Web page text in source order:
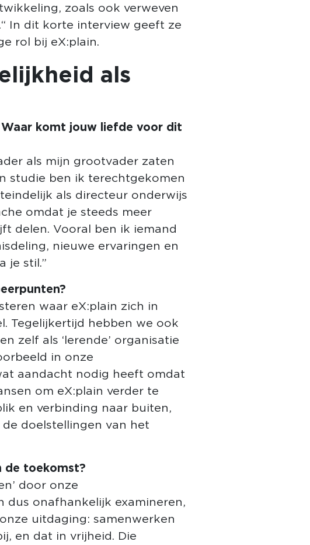
zoals ook verweven
In dit korte interview geeft ze
rol bij eX:plain.
als
komt jouw liefde voor dit
als mijn grootvader zaten
studie ben ik terechtgekomen
als directeur onderwijs
omdat je steeds meer
delen. Vooral ben ik iemand
nieuwe ervaringen en
je stil.”
waar eX:plain zich in
Tegelijkertijd hebben we ook
zelf als ‘lerende’ organisatie
in onze
aandacht nodig heeft omdat
om eX:plain verder te
en verbinding naar buiten,
doelstellingen van het
de toekomst?
door onze
dus onafhankelijk examineren,
uitdaging: samenwerken
en dat in vrijheid. Die